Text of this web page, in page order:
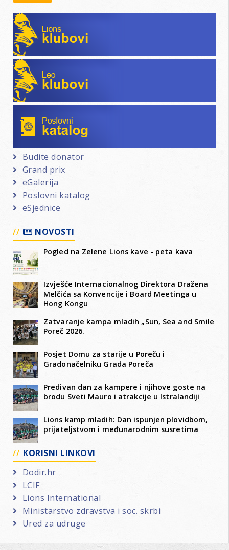
Lions klubovi
Leo klubovi
Budite donator
Grand prix
eGalerija
Poslovni katalog
eSjednice
NOVOSTI
Pogled na Zelene Lions kave - peta kava
Izvješće Internacionalnog Direktora Dražena
Melčića sa Konvencije i Board Meetinga u
Hong Kongu
Zatvaranje kampa mladih „Sun, Sea and Smile
Poreč 2026.
Posjet Domu za starije u Poreču i
Gradonačelniku Grada Poreča
Predivan dan za kampere i njihove goste na
brodu Sveti Mauro i atrakcije u Istralandiji
Lions kamp mladih: Dan ispunjen plovidbom,
prijateljstvom i međunarodnim susretima
KORISNI LINKOVI
Dodir.hr
LCIF
Lions International
Ministarstvo zdravstva i soc. skrbi
Ured za udruge